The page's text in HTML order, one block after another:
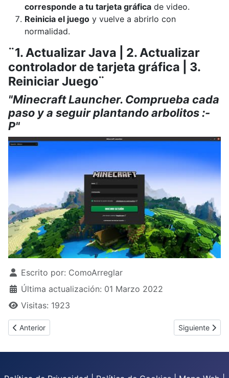
corresponde a tu tarjeta gráfica de video.
Reinicia el juego y vuelve a abrirlo con
normalidad.
¨1. Actualizar Java | 2. Actualizar
controlador de tarjeta gráfica | 3.
Reiniciar Juego¨
"Minecraft Launcher. Comprueba cada
paso y a seguir plantando arbolitos :-
P"
Detalles
Escrito por: ComoArreglar
Última actualización: 01 Marzo 2022
Visitas: 1923
Artículo anterior: ¿Cómo arreglar motor de agua?
Anterior Artículo
Siguiente